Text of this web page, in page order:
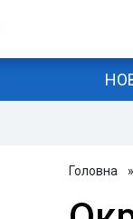
Головна »